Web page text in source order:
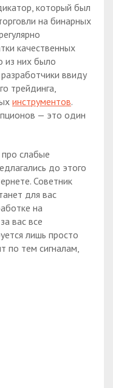
который был
на бинарных
качественных
из них было
ввиду
трейдинга,
инструментов.
— это один
слабые
до этого
Советник
для вас
на
вас все
лишь просто
по тем сигналам,